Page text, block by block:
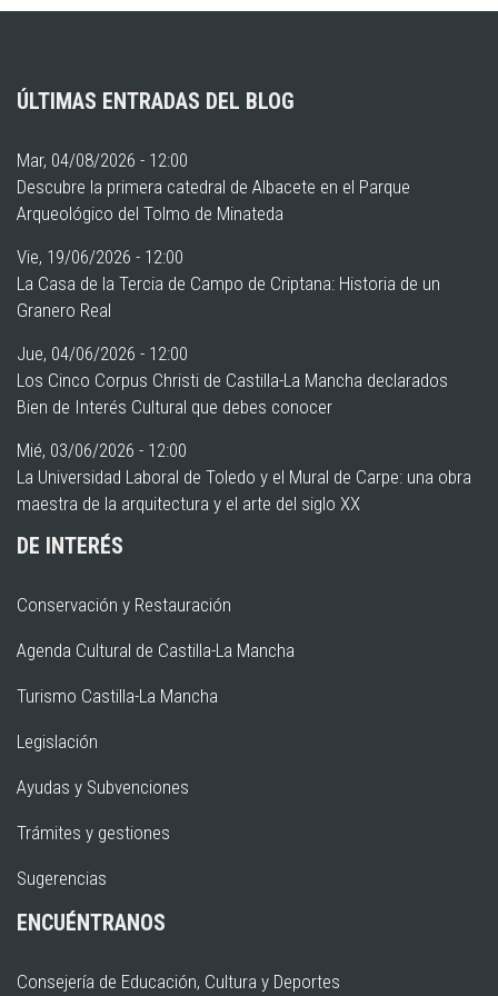
ÚLTIMAS ENTRADAS DEL BLOG
Mar, 04/08/2026 - 12:00
Descubre la primera catedral de Albacete en el Parque
Arqueológico del Tolmo de Minateda
Vie, 19/06/2026 - 12:00
La Casa de la Tercia de Campo de Criptana: Historia de un
Granero Real
Jue, 04/06/2026 - 12:00
Los Cinco Corpus Christi de Castilla-La Mancha declarados
Bien de Interés Cultural que debes conocer
Mié, 03/06/2026 - 12:00
La Universidad Laboral de Toledo y el Mural de Carpe: una obra
maestra de la arquitectura y el arte del siglo XX
DE INTERÉS
Conservación y Restauración
Agenda Cultural de Castilla-La Mancha
Turismo Castilla-La Mancha
Legislación
Ayudas y Subvenciones
Trámites y gestiones
Sugerencias
ENCUÉNTRANOS
Consejería de Educación, Cultura y Deportes